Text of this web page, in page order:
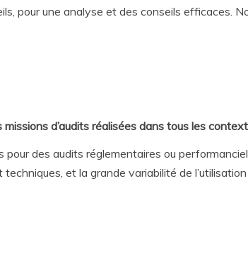
pour une analyse et des conseils efficaces.
missions d’audits réalisées dans tous les
pour des audits réglementaires ou
et la grande variabilité de